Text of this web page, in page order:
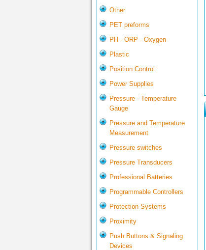
Other
PET preforms
PH - ORP - Oxygen
Plastic
Position Control
Power Supplies
Pressure - Temperature
Gauge
Pressure and Temperature
Measurement
Pressure switches
Pressure Transducers
Professional Batteries
Programmable Controllers
Protection Systems
Proximity
Push Buttons & Signaling
Devices